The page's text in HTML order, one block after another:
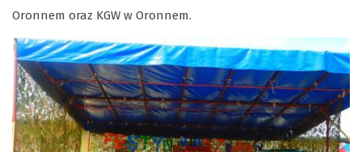
Oronnem oraz KGW w Oronnem.